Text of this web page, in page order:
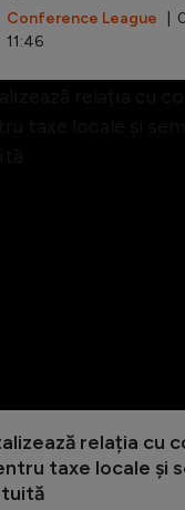
Conference League |
11:46
relația cu
taxe locale și